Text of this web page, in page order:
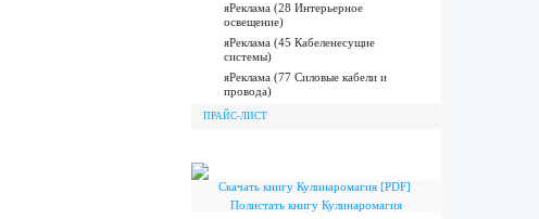
яРеклама (28 Интерьерное
освещение)
яРеклама (45 Кабеленесущие
системы)
яРеклама (77 Силовые кабели и
провода)
ПРАЙС-ЛИСТ
Скачать книгу Кулинаромагия [PDF]
Полистать книгу Кулинаромагия